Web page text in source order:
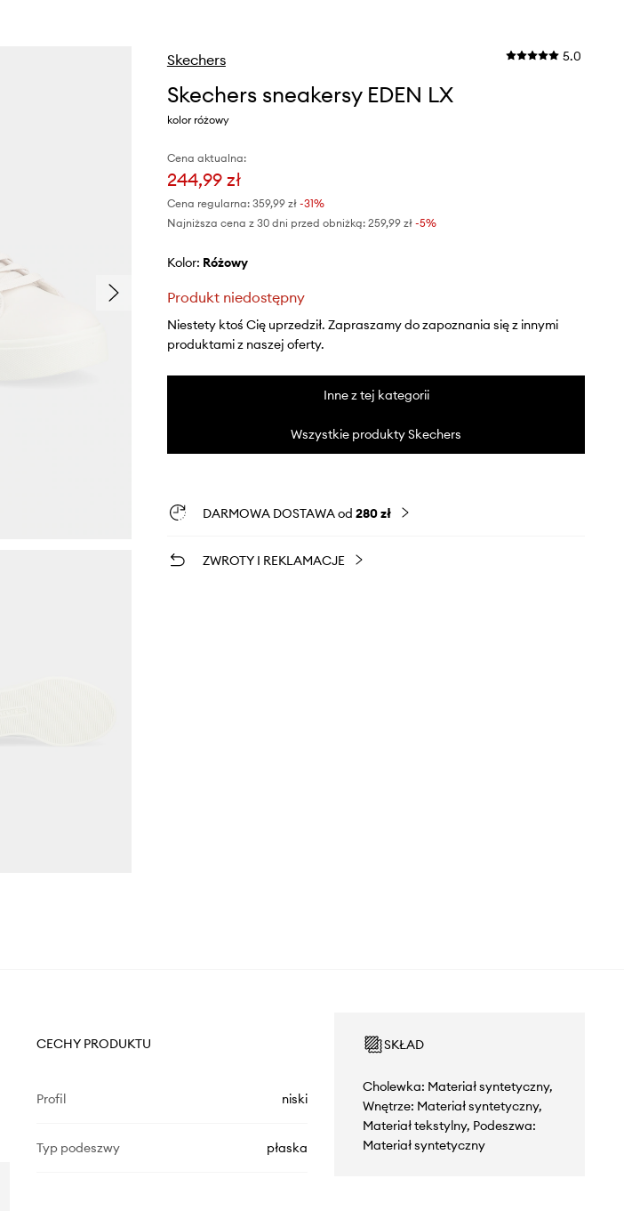
Skechers 5.0
Skechers sneakersy EDEN LX
kolor różowy
Cena aktualna:
244,99 zł
Cena regularna: 359,99 zł-31%
Najniższa cena z 30 dni przed obniżką: 259,99 zł -5%
Kolor: różowy
Produkt niedostępny
Niestety ktoś Cię uprzedził. Zapraszamy do zapoznania się z innymi
produktami z naszej oferty.
Inne z tej kategorii
Wszystkie produkty Skechers
DARMOWA DOSTAWA od 280 zł
ZWROTY I REKLAMACJE
CECHY PRODUKTU
Profil niski
Typ podeszwy płaska
SKŁAD
Cholewka: Materiał syntetyczny,
Wnętrze: Materiał syntetyczny,
Materiał tekstylny, Podeszwa:
Materiał syntetyczny